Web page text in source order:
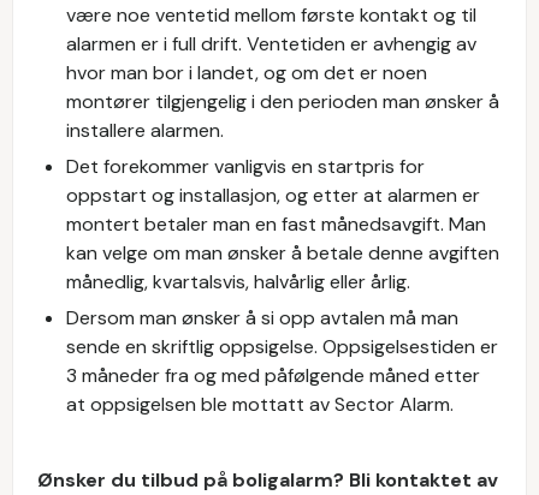
være noe ventetid mellom første kontakt og til
alarmen er i full drift. Ventetiden er avhengig av
hvor man bor i landet, og om det er noen
montører tilgjengelig i den perioden man ønsker å
installere alarmen.
Det forekommer vanligvis en startpris for
oppstart og installasjon, og etter at alarmen er
montert betaler man en fast månedsavgift. Man
kan velge om man ønsker å betale denne avgiften
månedlig, kvartalsvis, halvårlig eller årlig.
Dersom man ønsker å si opp avtalen må man
sende en skriftlig oppsigelse. Oppsigelsestiden er
3 måneder fra og med påfølgende måned etter
at oppsigelsen ble mottatt av Sector Alarm.
Ønsker du tilbud på boligalarm? Bli kontaktet av